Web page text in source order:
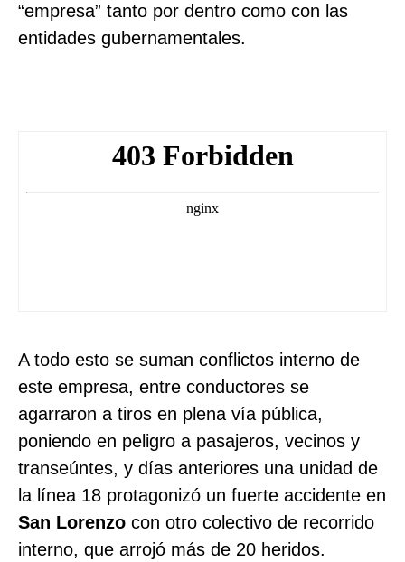
“empresa” tanto por dentro como con las
entidades gubernamentales.
A todo esto se suman conflictos interno de
este empresa, entre conductores se
agarraron a tiros en plena vía pública,
poniendo en peligro a pasajeros, vecinos y
transeúntes, y días anteriores una unidad de
la línea 18 protagonizó un fuerte accidente en
San Lorenzo con otro colectivo de recorrido
interno, que arrojó más de 20 heridos.